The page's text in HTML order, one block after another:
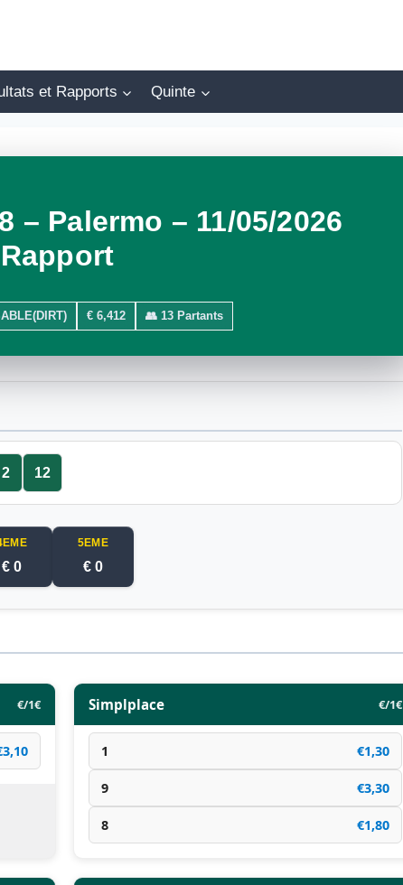
et Rapports Quinte
– Palermo – 11/05/2026
€ 6,412 👥 13 Partants
2 12
€ 0
5EME
€ 0
€/1€ Simplplace €/1€
1 €1,30
9 €3,30
8 €1,80